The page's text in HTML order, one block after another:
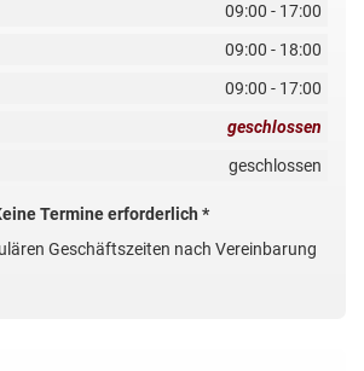
09:00 - 17:00
09:00 - 18:00
09:00 - 17:00
geschlossen
geschlossen
Termine erforderlich *
Geschäftszeiten nach Vereinbarung